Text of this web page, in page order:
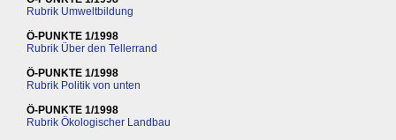
Rubrik Umweltbildung
Ö-PUNKTE 1/1998
Rubrik Über den Tellerrand
Ö-PUNKTE 1/1998
Rubrik Politik von unten
Ö-PUNKTE 1/1998
Rubrik Ökologischer Landbau